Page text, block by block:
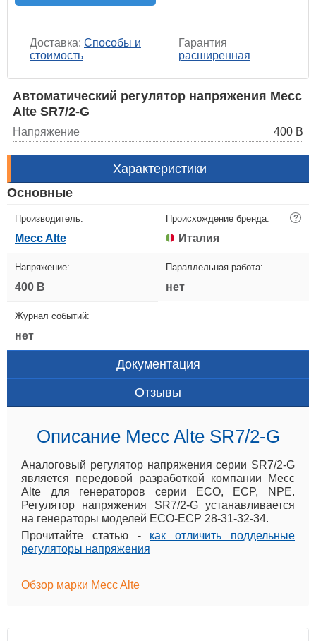
Доставка: Способы и
стоимость
Гарантия
расширенная
Автоматический регулятор напряжения Mecc
Alte SR7/2-G
Напряжение 400 В
Характеристики
Основные
Производитель:
Mecc Alte
Происхождение бренда: ?
Италия
Напряжение:
400 В
Параллельная работа:
нет
Журнал событий:
нет
Документация
Отзывы
Описание Mecc Alte SR7/2-G
Аналоговый регулятор напряжения серии SR7/2-G
является передовой разработкой компании Mecc
Alte для генераторов серии ECO, ECP, NPE.
Регулятор напряжения SR7/2-G устанавливается
на генераторы моделей ECO-ECP 28-31-32-34.
Прочитайте статью - как отличить поддельные
регуляторы напряжения
Обзор марки Mecc Alte